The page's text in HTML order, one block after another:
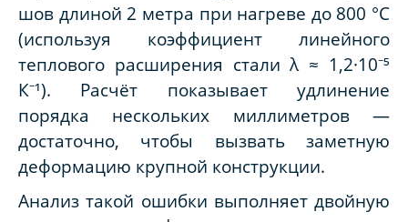
шов длиной 2 метра при нагреве до 800 °C
(используя коэффициент линейного
теплового расширения стали λ ≈ 1,2·10⁻⁵
К⁻¹). Расчёт показывает удлинение
порядка нескольких миллиметров —
достаточно, чтобы вызвать заметную
деформацию крупной конструкции.
Анализ такой ошибки выполняет двойную